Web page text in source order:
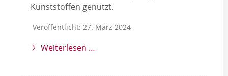
Kunststoffen genutzt.
Veröffentlicht: 27. März 2024
Weiterlesen …